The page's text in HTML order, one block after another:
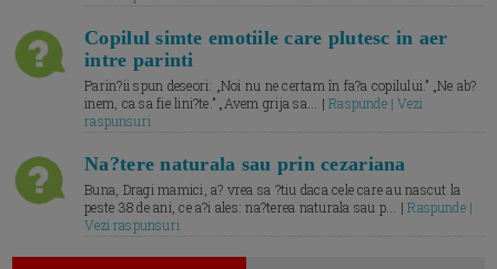
Copilul simte emotiile care plutesc in aer
intre parinti
Parin?ii spun deseori: „Noi nu ne certam în fa?a copilului.” „Ne ab?
inem, ca sa fie lini?te.” „Avem grija sa... |Raspunde | Vezi
raspunsuri
Na?tere naturala sau prin cezariana
Buna, Dragi mamici, a? vrea sa ?tiu daca cele care au nascut la
peste 38 de ani, ce a?i ales: na?terea naturala sau p... |Raspunde |
Vezi raspunsuri